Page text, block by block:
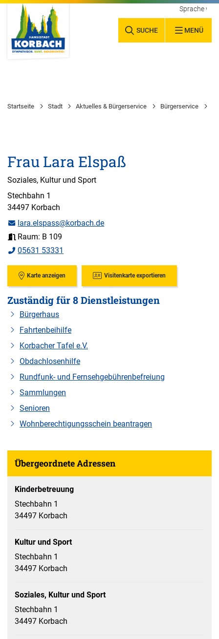
SUCHE MENÜ
Sprache
Startseite Stadt Aktuelles & Bürgerservice Bürgerservice
Frau Lara Elspaß
Soziales, Kultur und Sport
Stechbahn 1
34497 Korbach
lara.elspass@korbach.de
Raum: B 109
05631 53331
Karte anzeigen Visitenkarte exportieren
Zuständig für 8 Dienstleistungen
Bürgerhaus
Fahrtenbeihilfe
Korbacher Tafel e.V.
Obdachlosenhilfe
Rundfunk- und Fernsehgebührenbefreiung
Sammlungen
Senioren
Wohnberechtigungsschein beantragen
Übergeordnete Adressen
Kinderbetreuung
Stechbahn 1
34497 Korbach
Kultur und Sport
Stechbahn 1
34497 Korbach
Soziales, Kultur und Sport
Stechbahn 1
34497 Korbach